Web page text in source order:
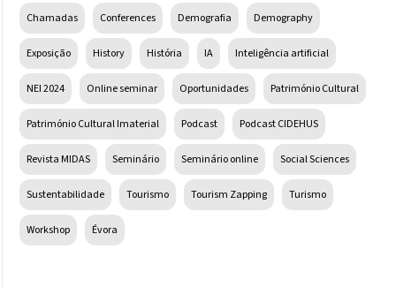
Chamadas Conferences Demografia Demography
Exposição History História IA Inteligência artificial
NEI 2024 Online seminar Oportunidades Património Cultural
Património Cultural Imaterial Podcast Podcast CIDEHUS
Revista MIDAS Seminário Seminário online Social Sciences
Sustentabilidade Tourismo Tourism Zapping Turismo
Workshop Évora